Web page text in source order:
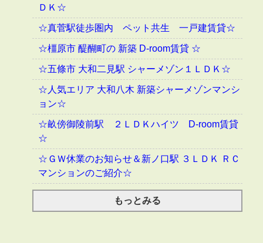
ＤＫ☆
☆真菅駅徒歩圏内 ペット共生 一戸建賃貸☆
☆橿原市 醍醐町の 新築 D-room賃貸 ☆
☆五條市 大和二見駅 シャーメゾン１ＬＤＫ☆
☆人気エリア 大和八木 新築シャーメゾンマンシ
ョン☆
☆畝傍御陵前駅 ２ＬＤＫハイツ D-room賃貸
☆
☆ＧＷ休業のお知らせ＆新ノ口駅 ３ＬＤＫ ＲＣ
マンションのご紹介☆
もっとみる